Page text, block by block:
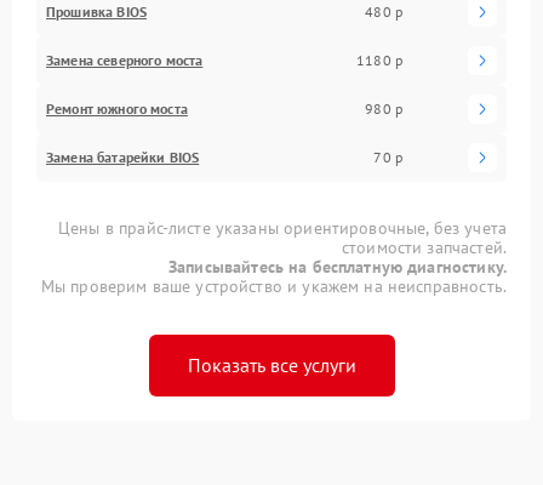
Прошивка BIOS 480 р
Замена северного моста 1180 р
Ремонт южного моста 980 р
Замена батарейки BIOS 70 р
Цены в прайс-листе указаны ориентировочные, без учета
стоимости запчастей.
Записывайтесь на бесплатную диагностику.
Мы проверим ваше устройство и укажем на неисправность.
Показать все услуги